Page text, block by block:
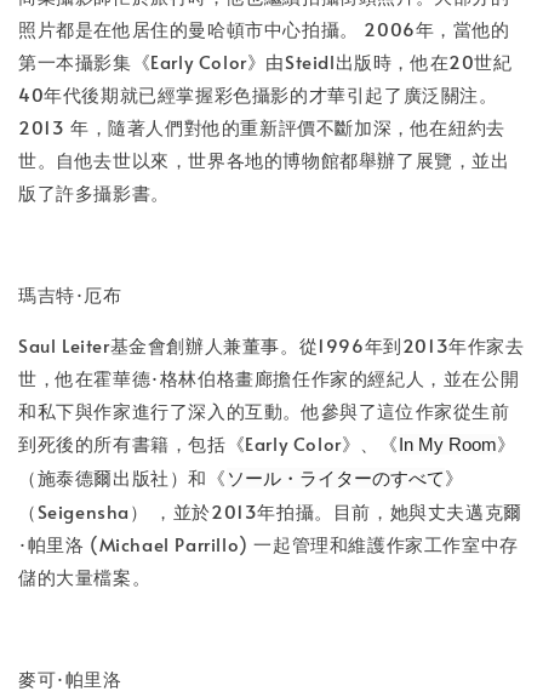
照片都是在他居住的曼哈頓市中心拍攝。 2006年，當他的
第一本攝影集《Early Color》由Steidl出版時，他在20世紀
40年代後期就已經掌握彩色攝影的才華引起了廣泛關注。
2013 年，隨著人們對他的重新評價不斷加深，他在紐約去
世。自他去世以來，世界各地的博物館都舉辦了展覽，並出
版了許多攝影書。
瑪吉特·厄布
Saul Leiter基金會創辦人兼董事。從1996年到2013年作家去
世，他在霍華德·格林伯格畫廊擔任作家的經紀人，並在公開
和私下與作家進行了深入的互動。他參與了這位作家從生前
到死後的所有書籍，包括《Early Color》、《In My Room》
（施泰德爾出版社）和《 ソール・ライターのすべて》
（Seigensha） ，並於2013年拍攝。目前，她與丈夫邁克爾
·帕里洛 (Michael Parrillo) 一起管理和維護作家工作室中存
儲的大量檔案。
麥可·帕里洛